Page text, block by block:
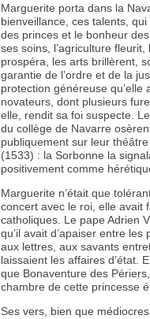
Marguerite porta dans la
bienveillance, ces talents, qui
des princes et le bonheur
ses soins, l’agriculture fleurit,
prospéra, les arts brillèrent,
garantie de l’ordre et de la
protection généreuse qu’elle
novateurs, dont plusieurs
elle, rendit sa foi suspecte.
du collège de Navarre
publiquement sur leur
(1533) : la Sorbonne la
positivement comme
Marguerite n’était que
concert avec le roi, elle avait
catholiques. Le pape Adrien
qu’il avait d’apaiser entre
aux lettres, aux savants
laissaient les affaires d’état.
que Bonaventure des
chambre de cette princesse
Ses vers, bien que